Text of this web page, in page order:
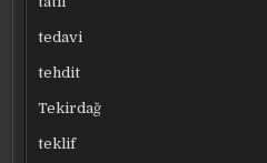
tedavi
tehdit
Tekirdağ
teklif